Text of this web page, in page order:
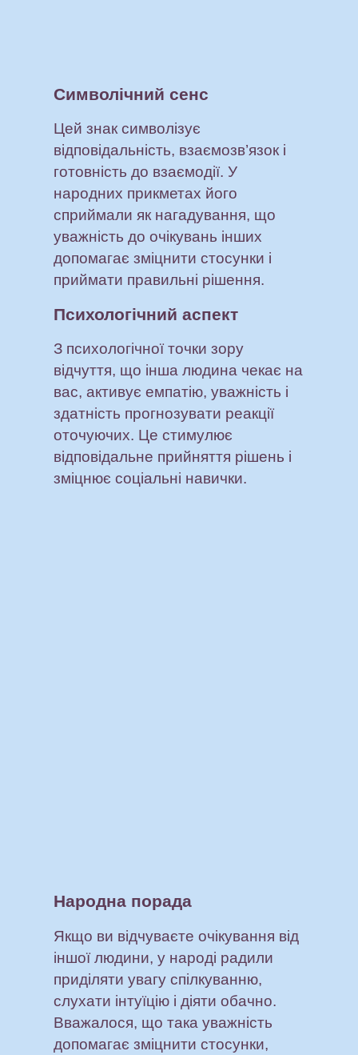
Символічний сенс
Цей знак символізує
відповідальність, взаємозв’язок і
готовність до взаємодії. У
народних прикметах його
сприймали як нагадування, що
уважність до очікувань інших
допомагає зміцнити стосунки і
приймати правильні рішення.
Психологічний аспект
З психологічної точки зору
відчуття, що інша людина чекає на
вас, активує емпатію, уважність і
здатність прогнозувати реакції
оточуючих. Це стимулює
відповідальне прийняття рішень і
зміцнює соціальні навички.
Народна порада
Якщо ви відчуваєте очікування від
іншої людини, у народі радили
приділяти увагу спілкуванню,
слухати інтуїцію і діяти обачно.
Вважалося, що така уважність
допомагає зміцнити стосунки,